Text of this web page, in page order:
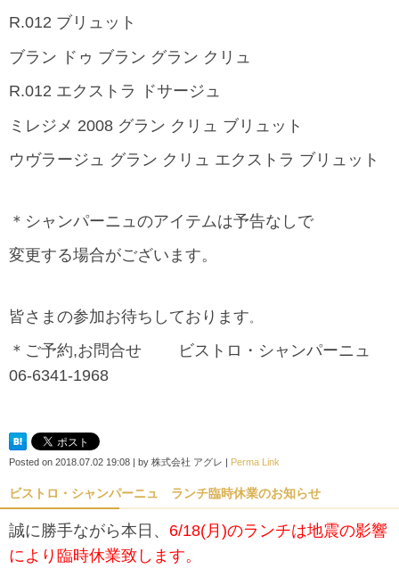
R.012 ブリュット
ブラン ドゥ ブラン グラン クリュ
R.012 エクストラ ドサージュ
ミレジメ 2008 グラン クリュ ブリュット
ウヴラージュ グラン クリュ エクストラ ブリュット
＊シャンパーニュのアイテムは予告なしで
変更する場合がございます。
皆さまの参加お待ちしております 。
＊ご予約,お問合せ ビストロ・シャンパーニュ
06-6341-1968
Posted on 2018.07.02 19:08 by 株式会社 アグレ Perma Link
ビストロ・シャンパーニュ ランチ臨時休業のお知らせ
誠に勝手ながら本日、 6/18(月)のランチは地震の影響
により臨時休業致します。